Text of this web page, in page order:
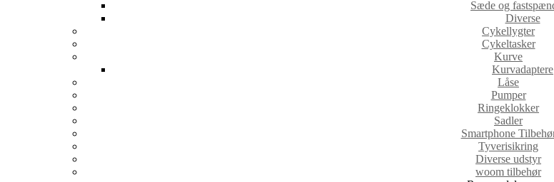
Sæde og
Diverse
Cykellygter
Cykeltasker
Kurve
Kurvadaptere
Låse
Pumper
Ringeklokker
Sadler
Smartphone
Tyverisikring
Diverse udstyr
woom tilbehør